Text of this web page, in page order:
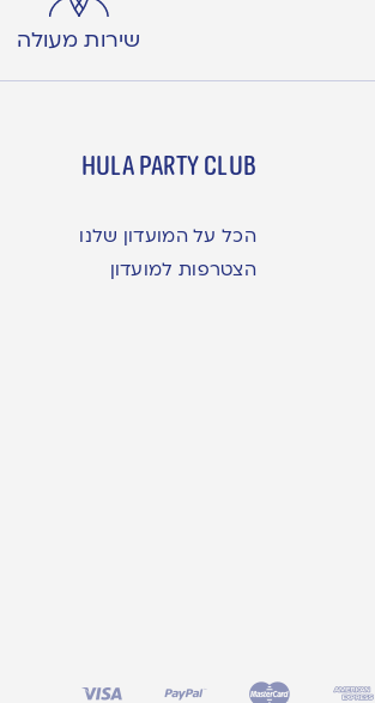
שירות מעולה
hula party club
הכל על המועדון שלנו
הצטרפות למועדון